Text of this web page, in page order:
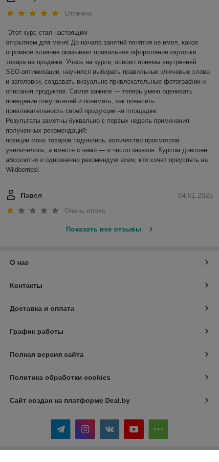
Отлично
Этот курс стал настоящим
открытием для меня! До начала занятий понятия не имел, какое
огромное влияние оказывает правильное оформление карточки
товара на продажи. Учась на курсе, освоил приемы внутренней
SEO-оптимизации, научился выбирать правильные ключевые слова
и заголовки, создавать визуально привлекательные фотографии и
описания продуктов. Самое важное — теперь умею оценивать
поведение покупателей и понимать, как повысить
привлекательность своей продукции на площадке.
Результаты заметны буквально с первых недель применения
полученных рекомендаций:
позиции моих товаров поднялись, количество просмотров
увеличилось, а вместе с ними — и число заказов. Курсом доволен
абсолютно и однозначно рекомендую всем, кто хочет преуспеть на
Wildberries!
04.01.2025
Павел
Очень плохо
Показать все отзывы
О нас
Контакты
Доставка и оплата
График работы
Полная версия сайта
Политика обработки cookies
Сайт создан на платформе Deal.by